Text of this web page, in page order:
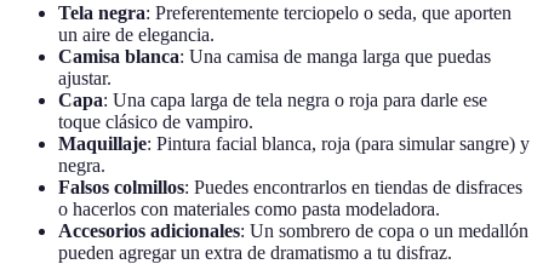
Tela negra: Preferentemente terciopelo o seda, que aporten
un aire de elegancia.
Camisa blanca: Una camisa de manga larga que puedas
ajustar.
Capa: Una capa larga de tela negra o roja para darle ese
toque clásico de vampiro.
Maquillaje: Pintura facial blanca, roja (para simular sangre) y
negra.
Falsos colmillos: Puedes encontrarlos en tiendas de disfraces
o hacerlos con materiales como pasta modeladora.
Accesorios adicionales: Un sombrero de copa o un medallón
pueden agregar un extra de dramatismo a tu disfraz.